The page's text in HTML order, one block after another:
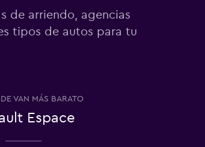
de arriendo, agencias
tipos de autos para tu
VAN MÁS BARATO
Espace